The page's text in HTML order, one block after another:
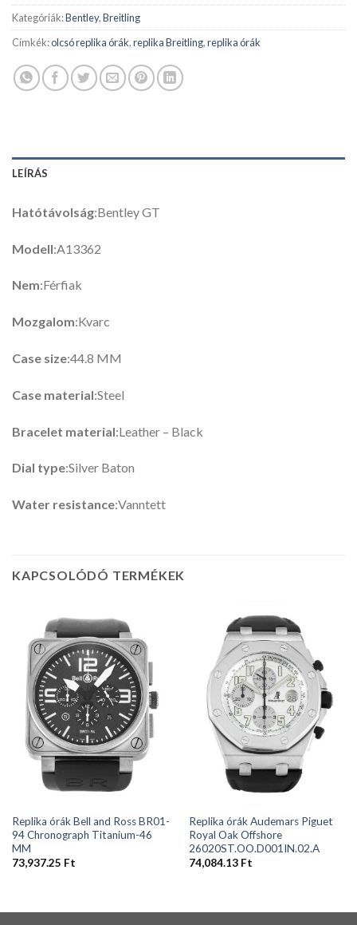
Kategóriák:Bentley,Breitling
Címkék:olcsó replika órák,replika Breitling,replika órák
LEÍRÁS
Hatótávolság:Bentley GT
Modell:A13362
Nem:Férfiak
Mozgalom:Kvarc
Case size:44.8 MM
Case material:Steel
Bracelet material:Leather – Black
Dial type:Silver Baton
Water resistance:Vanntett
KAPCSOLÓDÓ TERMÉKEK
Replika órák Bell and Ross BR01-
94 Chronograph Titanium-46
MM
73,937.25 Ft
Replika órák Audemars Piguet
Royal Oak Offshore
26020ST.OO.D001IN.02.A
74,084.13 Ft